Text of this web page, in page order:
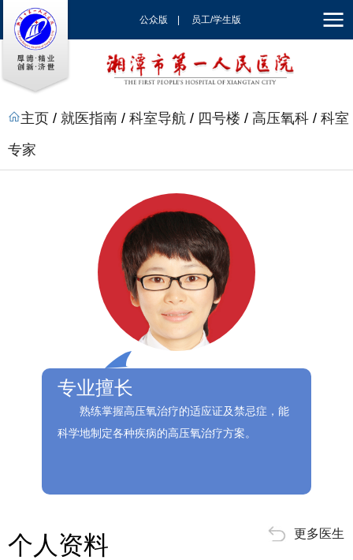
公众版 员工/学生版
| EN
主页 / 就医指南 / 科室导航 / 四号楼 / 高压氧科 / 科室
专家
专业擅长
熟练掌握高压氧治疗的适应证及禁忌症，能
科学地制定各种疾病的高压氧治疗方案。
个人资料 更多医生